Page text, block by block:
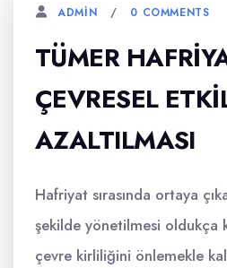
ADMIN 0 COMMENTS
TÜMER
ÇEVRESEL
AZALTILMASI
Hafriyat sırasında ortaya
şekilde yönetilmesi oldukça
çevre kirliliğini önlemekle